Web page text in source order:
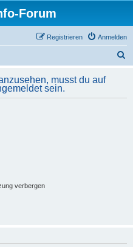
Forum
Anmelden
Registrieren
h
musst du auf
sein.
verbergen